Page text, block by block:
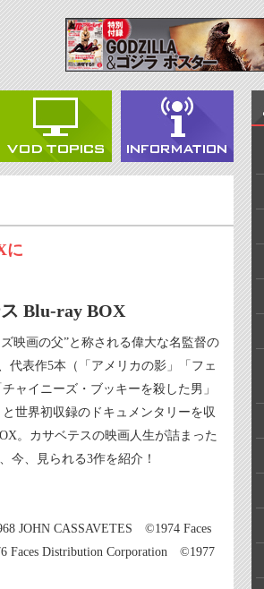
に
Blu-ray BOX
映画の父”と称される偉大な名監督の
代表作5本（「アメリカの影」「フェ
ャイニーズ・ブッキーを殺した男」
と世界初収録のドキュメンタリーを収
。カサベテスの映画人生が詰まった
今、見られる3作を紹介！
JOHN CASSAVETES ©1974 Faces
Faces Distribution Corporation ©1977